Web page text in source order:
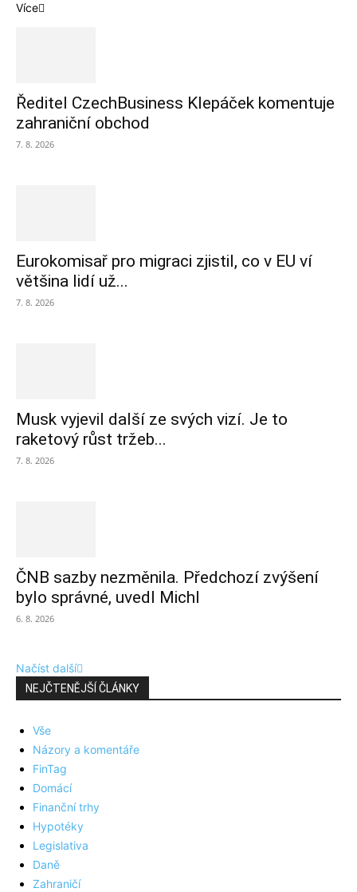
Více
Ředitel CzechBusiness Klepáček komentuje
zahraniční obchod
7. 8. 2026
Eurokomisař pro migraci zjistil, co v EU ví
většina lidí už...
7. 8. 2026
Musk vyjevil další ze svých vizí. Je to
raketový růst tržeb...
7. 8. 2026
ČNB sazby nezměnila. Předchozí zvýšení
bylo správné, uvedl Michl
6. 8. 2026
Načíst další
NEJČTENĚJŠÍ ČLÁNKY
Vše
Názory a komentáře
FinTag
Domácí
Finanční trhy
Hypotéky
Legislativa
Daně
Zahraničí